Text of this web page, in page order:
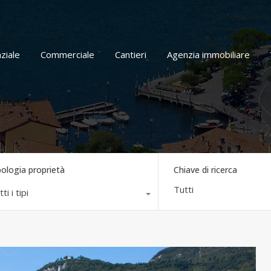
Cantieri
Commerciale Cantieri Agenzia immobiliare
proprietà
i tipi
Chiave di ricerca